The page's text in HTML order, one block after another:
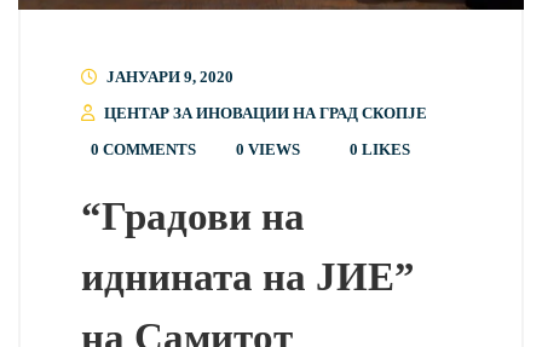
ЈАНУАРИ 9, 2020
ЦЕНТАР ЗА ИНОВАЦИИ НА ГРАД СКОПЈЕ
0 COMMENTS
0 VIEWS 0 LIKES
“Градови на
иднината на ЈИЕ”
на Самитот